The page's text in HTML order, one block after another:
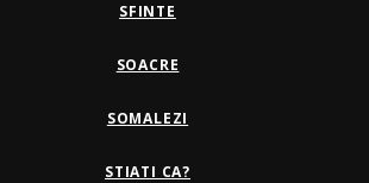
SFINTE
SOACRE
SOMALEZI
STIATI CA?